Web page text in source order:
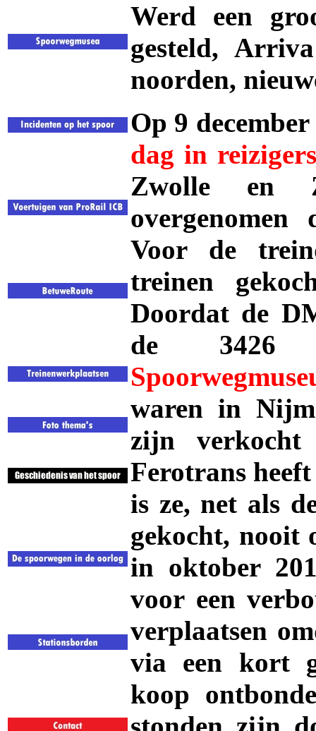
Werd een
gesteld,
noorden,
Op 9
dag in
Zwolle en
Voor de
treinen
Doordat de
de
waren in
zijn verkocht
Ferotrans
is ze, net als
gekocht, nooit
in oktober
voor een
verplaatsen
via een kort
koop